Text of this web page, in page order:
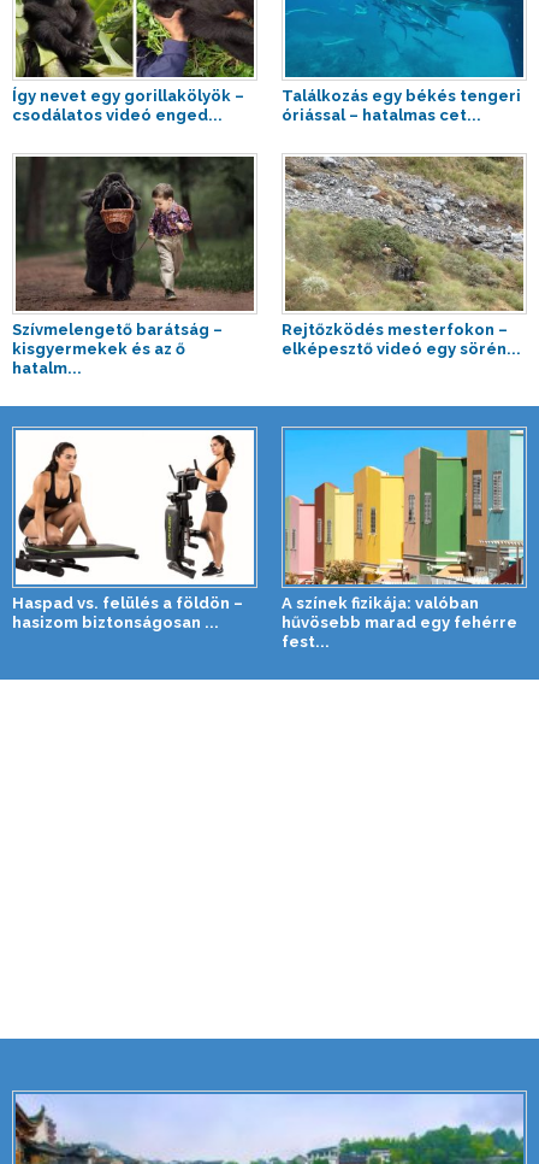
Így nevet egy gorillakölyök –
csodálatos videó enged...
Találkozás egy békés tengeri
óriással – hatalmas cet...
Szívmelengető barátság –
kisgyermekek és az ő
hatalm...
Rejtőzködés mesterfokon –
elképesztő videó egy sörén...
Haspad vs. felülés a földön –
hasizom biztonságosan ...
A színek fizikája: valóban
hűvösebb marad egy fehérre
fest...